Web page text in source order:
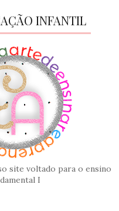
INFANTIL
site voltado para o ensino
I